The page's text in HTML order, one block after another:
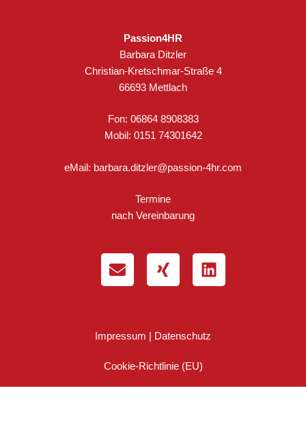
Passion4HR
Barbara Ditzler
Christian-Kretschmar-Straße 4
66693 Mettlach
Fon: 06864 8908383
Mobil: 0151 74301642
eMail: barbara.ditzler@passion-4hr.com
Termine
nach Vereinbarung
Impressum | Datenschutz
Cookie-Richtlinie (EU)